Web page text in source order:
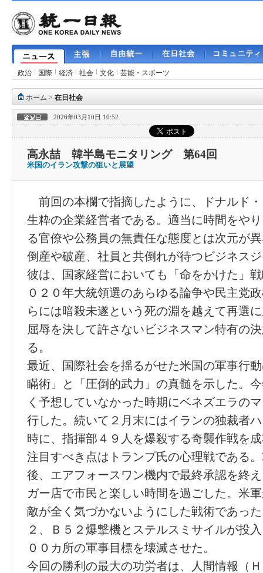
政治 国際 経済 社会 文化 芸能・スポーツ
ホーム > 在日社会
2026年03月10日 10:52
高永喆 韓半島モニタリング 第64回
米国のイラン攻撃の狙いと展望
前回の本欄で指摘したように、ドナルド
生粋の企業経営者である。適当に時間をや
る官僚や公務員の無責任な態度とは次元が
倒産や破産、社員と共倒れが待つビジネス
彼は、国家経営においても「命をかけた」
０２０年大統領選のあらゆる論争や民主党
らには暗殺未遂という死の淵を越えて再選
屈辱を決して許さないビジネスマン特有の
る。
最近、国際社会を揺るがせた米国の軍事行
瞞術」と「圧倒的武力」の真髄を示した。
く予想していなかった時期にベネズエラの
行した。続いて２月末にはイランの独裁者
時に、指揮部４９人を爆殺する奇襲作戦を
注目すべき点はトランプ氏の心理戦である
後、エアフォースワン機内で最終承認を終
ガー店で市民と楽しい時間を過ごした。米
敵が全く気づかないようにした戦術であっ
２、Ｂ５２爆撃機とステルスミサイルが投
００カ所の軍事目標を壊滅させた。
今回の勝利の最大の功労者は、人間情報（